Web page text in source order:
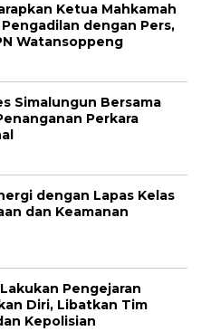
Ketua Mahkamah
dengan Pers,
Watansoppeng
Simalungun Bersama
Perkara
dengan Lapas Kelas
dan Keamanan
Pengejaran
Diri, Libatkan Tim
Kepolisian